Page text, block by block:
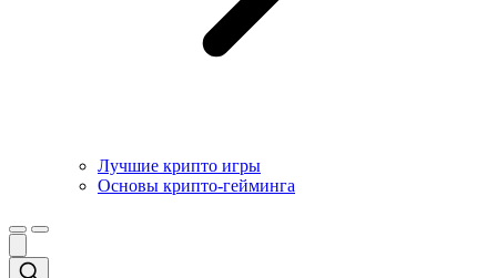
Лучшие крипто игры
Основы крипто-гейминга